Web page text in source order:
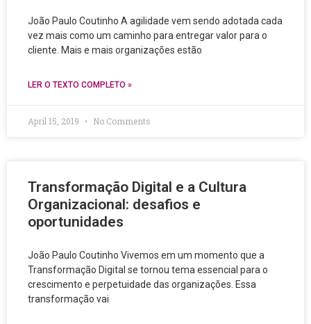
João Paulo Coutinho A agilidade vem sendo adotada cada
vez mais como um caminho para entregar valor para o
cliente. Mais e mais organizações estão
LER O TEXTO COMPLETO »
April 15, 2019 No Comments
Transformação Digital e a Cultura
Organizacional: desafios e
oportunidades
João Paulo Coutinho Vivemos em um momento que a
Transformação Digital se tornou tema essencial para o
crescimento e perpetuidade das organizações. Essa
transformação vai